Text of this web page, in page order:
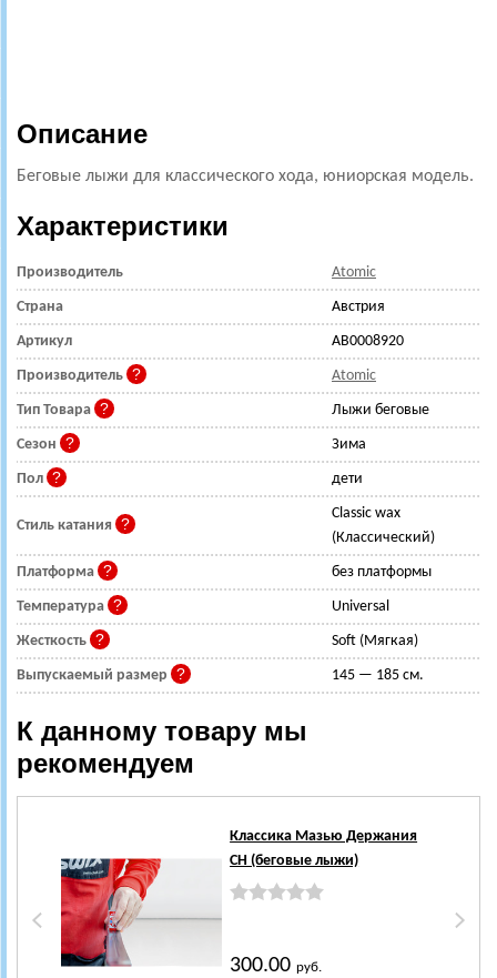
Описание
Беговые лыжи для классического хода, юниорская модель.
Характеристики
Производитель Atomic
Страна Австрия
Артикул AB0008920
Производитель Atomic
Тип Товара Лыжи беговые
Сезон Зима
Пол дети
Стиль катания
Classic wax
(Классический)
Платформа без платформы
Температура Universal
Жесткость Soft (Мягкая)
Выпускаемый размер 145 — 185 см.
К данному товару мы
рекомендуем
Классика Мазью Держания
CH (беговые лыжи)
300.00руб.